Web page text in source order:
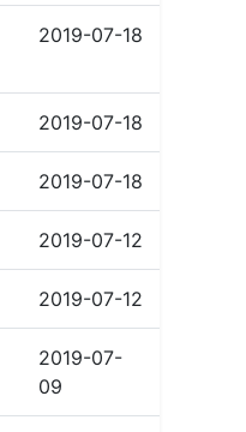
2019-07-18
2019-07-18
2019-07-18
2019-07-12
2019-07-12
2019-07-
09